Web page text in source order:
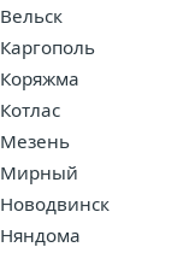
Вельск
Каргополь
Коряжма
Котлас
Мезень
Мирный
Новодвинск
Няндома